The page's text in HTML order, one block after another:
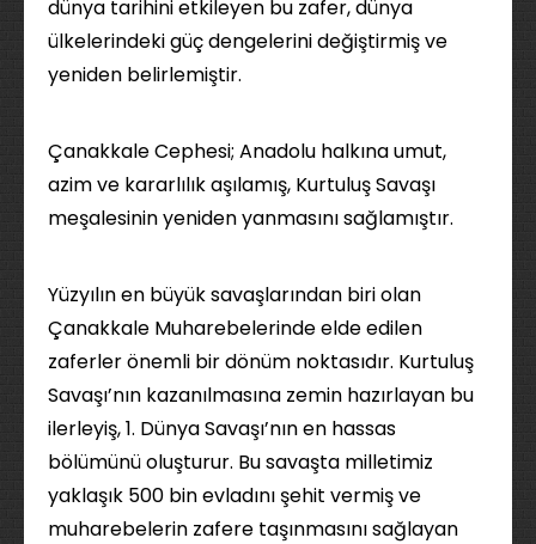
dünya tarihini etkileyen bu zafer, dünya
ülkelerindeki güç dengelerini değiştirmiş ve
yeniden belirlemiştir.
Çanakkale Cephesi; Anadolu halkına umut,
azim ve kararlılık aşılamış, Kurtuluş Savaşı
meşalesinin yeniden yanmasını sağlamıştır.
Yüzyılın en büyük savaşlarından biri olan
Çanakkale Muharebelerinde elde edilen
zaferler önemli bir dönüm noktasıdır. Kurtuluş
Savaşı’nın kazanılmasına zemin hazırlayan bu
ilerleyiş, 1. Dünya Savaşı’nın en hassas
bölümünü oluşturur. Bu savaşta milletimiz
yaklaşık 500 bin evladını şehit vermiş ve
muharebelerin zafere taşınmasını sağlayan